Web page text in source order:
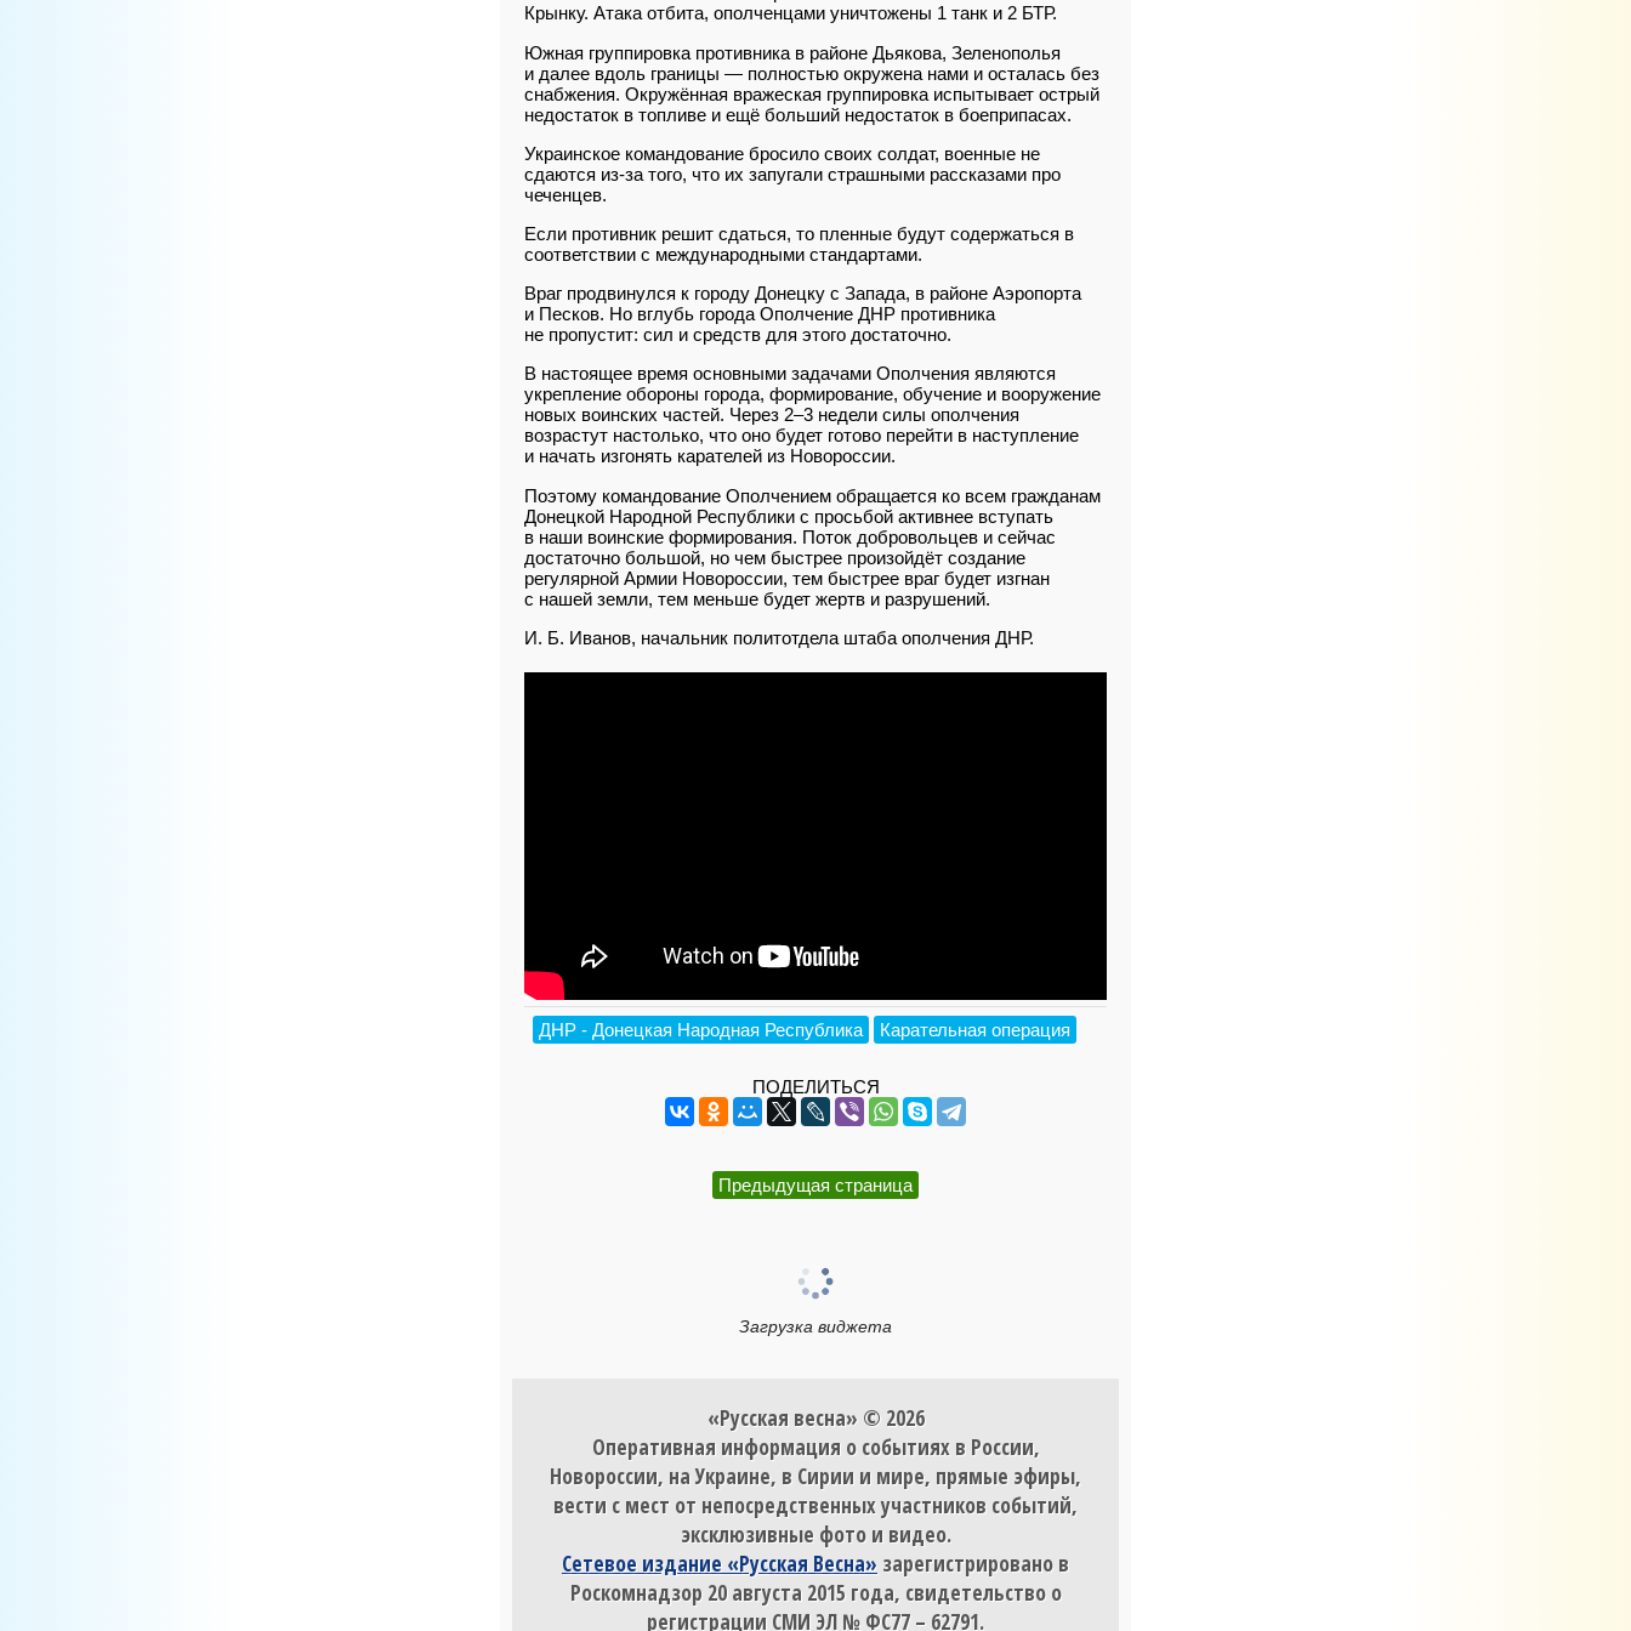
Крынку. Атака отбита, ополченцами уничтожены 1 танк и 2 БТР.
Южная группировка противника в районе Дьякова, Зеленополья
и далее вдоль границы — полностью окружена нами и осталась без
снабжения. Окружённая вражеская группировка испытывает острый
недостаток в топливе и ещё больший недостаток в боеприпасах.
Украинское командование бросило своих солдат, военные не
сдаются из-за того, что их запугали страшными рассказами про
чеченцев.
Если противник решит сдаться, то пленные будут содержаться в
соответствии с международными стандартами.
Враг продвинулся к городу Донецку с Запада, в районе Аэропорта
и Песков. Но вглубь города Ополчение ДНР противника
не пропустит: сил и средств для этого достаточно.
В настоящее время основными задачами Ополчения являются
укрепление обороны города, формирование, обучение и вооружение
новых воинских частей. Через 2–3 недели силы ополчения
возрастут настолько, что оно будет готово перейти в наступление
и начать изгонять карателей из Новороссии.
Поэтому командование Ополчением обращается ко всем гражданам
Донецкой Народной Республики с просьбой активнее вступать
в наши воинские формирования. Поток добровольцев и сейчас
достаточно большой, но чем быстрее произойдёт создание
регулярной Армии Новороссии, тем быстрее враг будет изгнан
с нашей земли, тем меньше будет жертв и разрушений.
И. Б. Иванов, начальник политотдела штаба ополчения ДНР.
ДНР - Донецкая Народная Республика Карательная операция
ПОДЕЛИТЬСЯ
Предыдущая страница
Загрузка виджета
«Русская весна» © 2026
Оперативная информация о событиях в России,
Новороссии, на Украине, в Сирии и мире, прямые эфиры,
вести с мест от непосредственных участников событий,
эксклюзивные фото и видео.
Сетевое издание «Русская Весна» зарегистрировано в
Роскомнадзор 20 августа 2015 года, свидетельство о
регистрации СМИ ЭЛ № ФС77 – 62791.